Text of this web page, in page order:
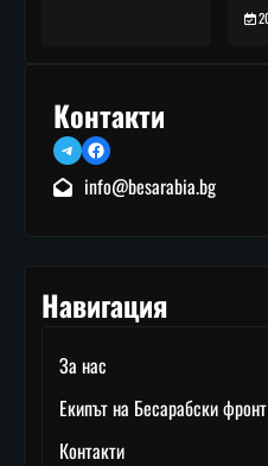
Контакти
TelegramFacebook
info@besarabia.bg
Навигация
За нас
Екипът на Бесарабски фронт
Контакти